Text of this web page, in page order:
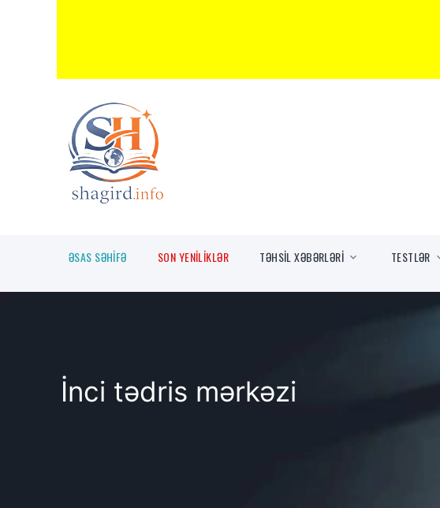
ƏSAS SƏHİFƏ SON YENİLİKLƏR TƏHSİL XƏBƏRLƏRİ TESTLƏR
İnci tədris mərkəzi